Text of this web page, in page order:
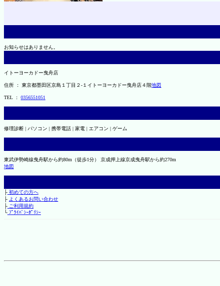
お知らせはありません。
イトーヨーカドー曳舟店
住所 ： 東京都墨田区京島１丁目２-１イトーヨーカドー曳舟店４階地図
TEL ： 0356551051
修理診断 | パソコン | 携帯電話 | 家電 | エアコン | ゲーム
東武伊勢崎線曳舟駅から約80m（徒歩1分） 京成押上線京成曳舟駅から約270m
地図
├初めての方へ
├ よくあるお問い合わせ
├ご利用規約
└ﾌﾟﾗｲﾊﾞｼｰﾎﾟﾘｼｰ